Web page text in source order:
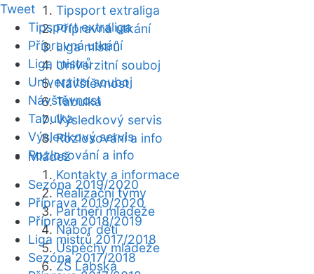
Tipsport extraliga
Přípravná utkání
Liga mistrů
Univerzitní souboj
Návštěvnost
Tabulka
Výsledkový servis
Rozlosování a info
Mládež
Kontakty a informace
Realizační týmy
Partneři mládeže
Nábor dětí
Úspěchy mládeže
ZŠ Labská
Tweet
Tipsport extraliga
Přípravná utkání
Liga mistrů
Univerzitní souboj
Návštěvnost
Tabulka
Výsledkový servis
Rozlosování a info
Sezóna 2019/2020
Příprava 2019/2020
Příprava 2018/2019
Liga mistrů 2017/2018
Sezóna 2017/2018